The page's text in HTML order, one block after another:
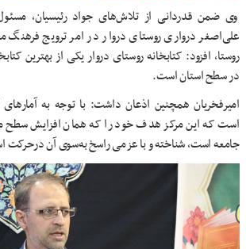
وی ضمن قدردانی از تلاش‌های جواد رئیسیان،
علی‌اصغر درواری روستای دروار در امر ترویج فرهنگ
روستا، افزود: کتابخانه روستای دروار یکی از بهترین
در سطح استان است.
امیرفخریان همچنین اذعان داشت: با توجه به
است که این مرکز هدف خود را که همان افزایش سطح
جامعه است، شناخته و با عزمی راسخ به‌سوی آن